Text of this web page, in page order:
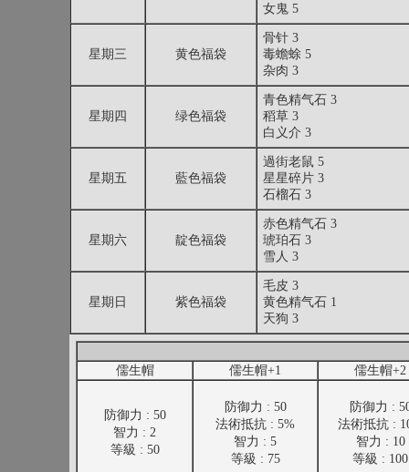
女鬼 5
星期三 黄色福袋
骨针 3
毒蟾蜍 5
杂肉 3
星期四 绿色福袋
青色精气石 3
稻草 3
白义介 3
星期五 藍色福袋
過街老鼠 5
星星碎片 3
石榴石 3
星期六 靛色福袋
赤色精气石 3
琥珀石 3
雪人 3
星期日 紫色福袋
毛皮 3
黄色精气石 1
天狗 3
儒生帽 儒生帽+1 儒生帽+2
防御力 : 50
智力 : 2
等級 : 50
防御力 : 50
法術抵抗 : 5%
智力 : 5
等級 : 75
防御力 :
法術抵抗 :
智力 : 10
等級 : 100